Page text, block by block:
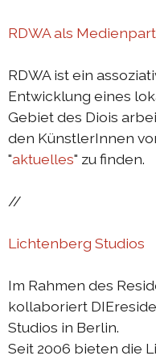
DIEresidenzEXTRA
Austausch Die-
DIEresidenz hors
Sommerprogramm
Austausch Die-
Austausch Berlin-
Sommerprogramm
RDWA als
RDWA ist ein
Entwicklung eines
Gebiet des Diois
den KünstlerInnen
"aktuelles" zu finden.
//
Lichtenberg Studios
Im Rahmen des
kollaboriert
Studios in Berlin.
Seit 2006 bieten die